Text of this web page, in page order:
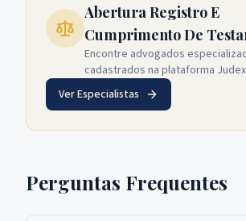
Abertura Registro E
Cumprimento De
Encontre advogados
cadastrados na plataforma
Ver Especialistas
Perguntas Frequentes